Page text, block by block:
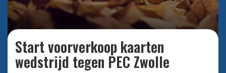
Bekijk alle foto's
Start voorverkoop kaarten
wedstrijd tegen PEC Zwolle